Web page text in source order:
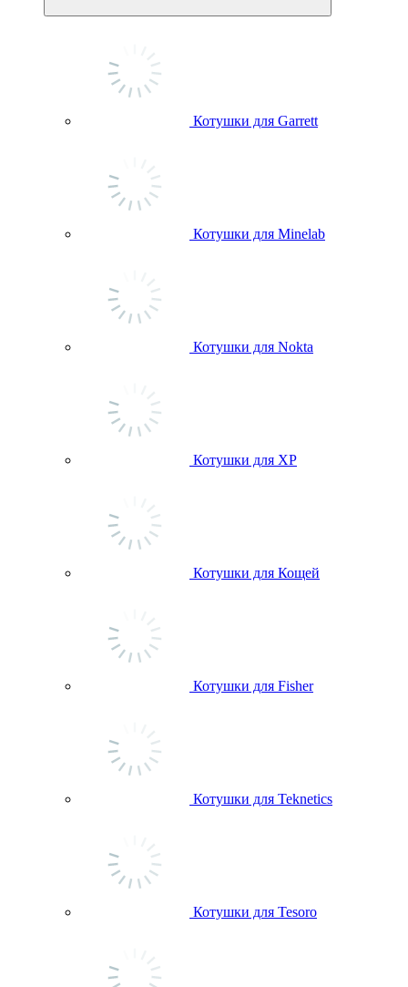
Котушки для Garrett
Котушки для Minelab
Котушки для Nokta
Котушки для ХР
Котушки для Кощей
Котушки для Fisher
Котушки для Teknetics
Котушки для Tesoro